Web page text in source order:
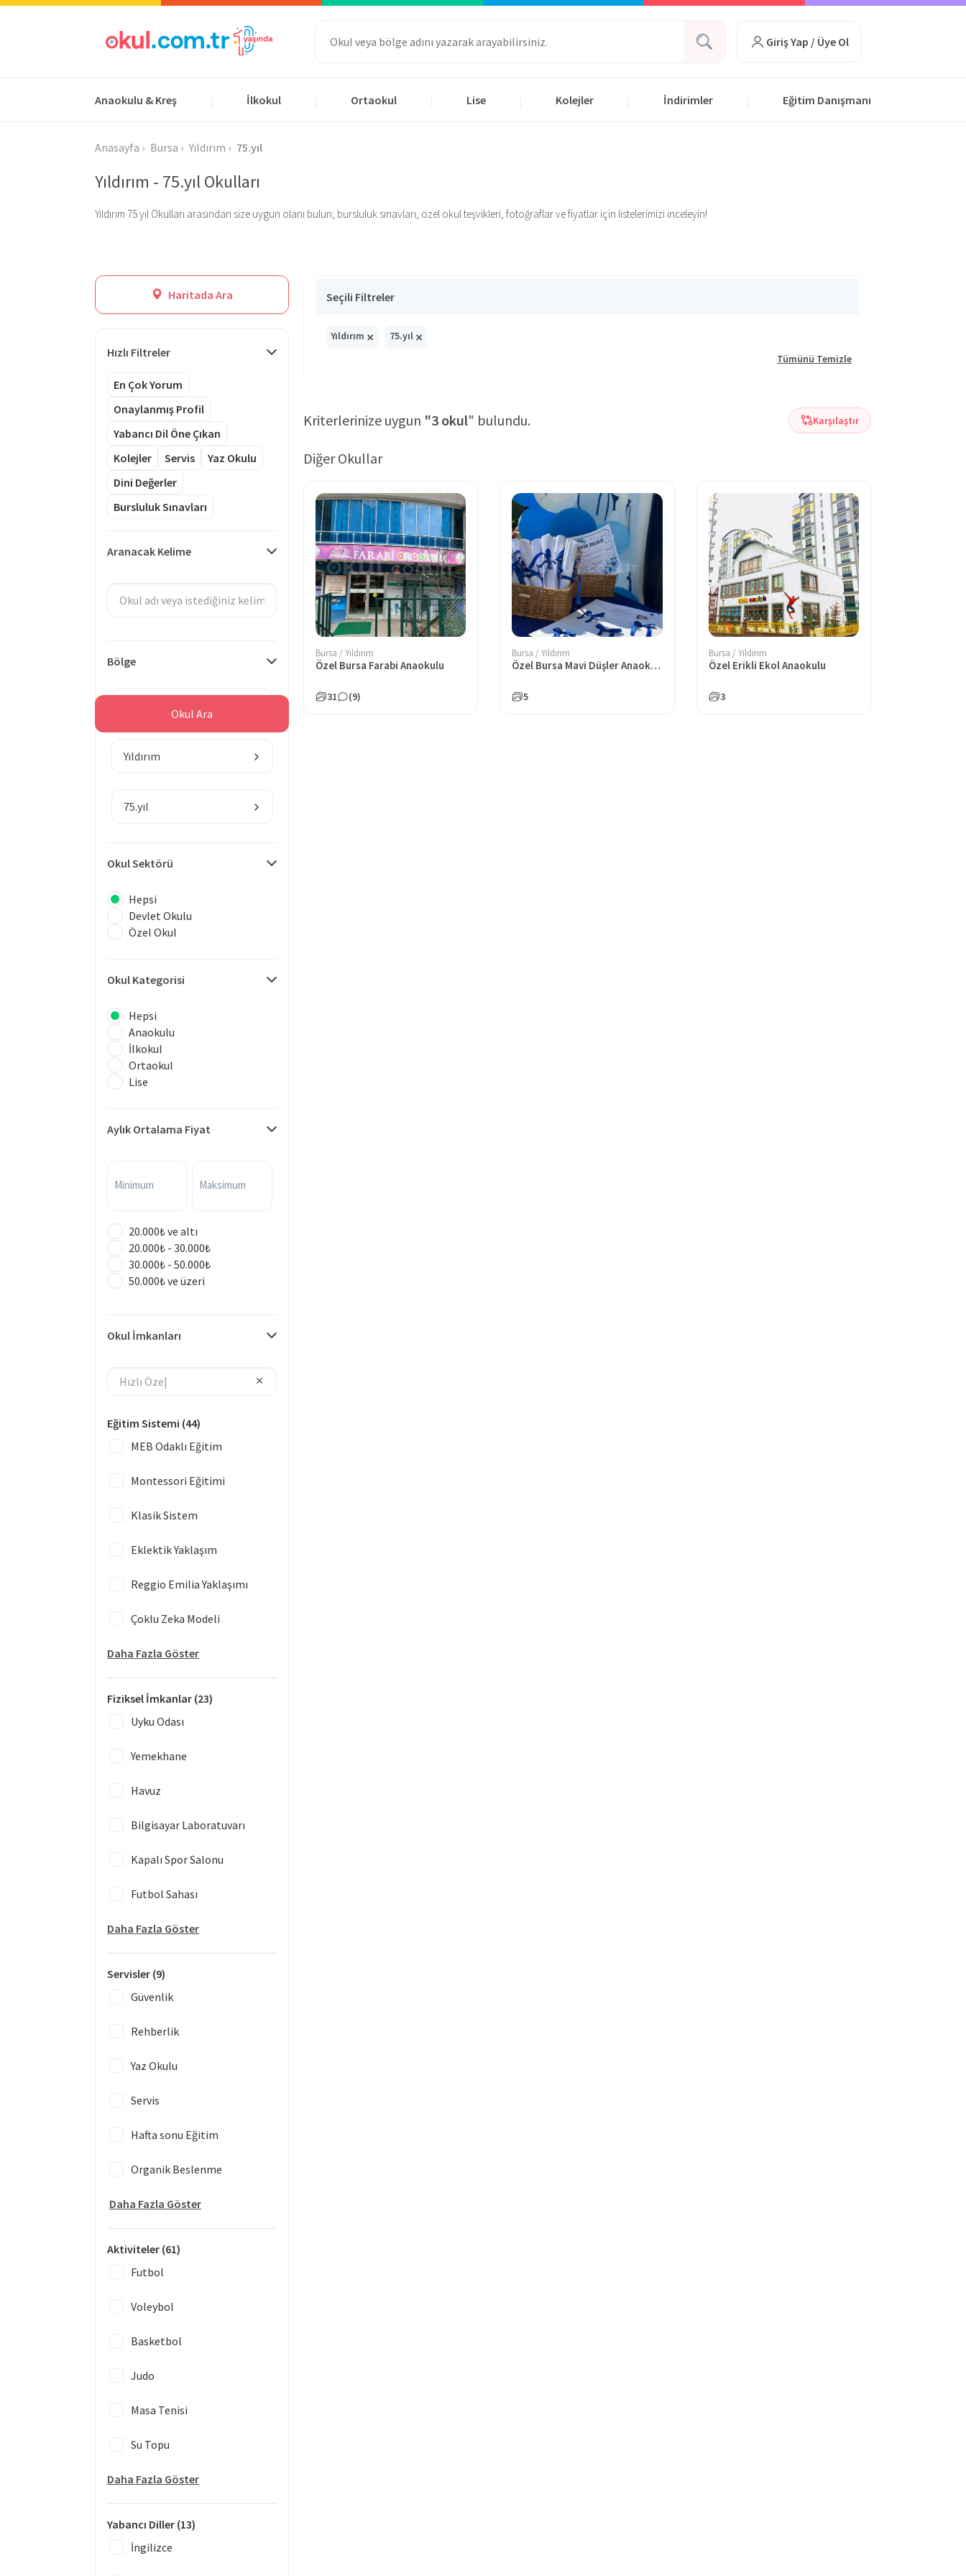
Giriş Yap / Üye Ol
Anaokulu & Kreş İlkokul Ortaokul Lise Kolejler İndirimler Eğitim Danışmanı
Anasayfa Bursa Yıldırım 75.yıl
Yıldırım - 75.yıl Okulları
Yıldırım 75.yıl Okulları arasından size uygun olanı bulun; bursluluk sınavları, özel okul teşvikleri, fotoğraflar ve fiyatlar için listelerimizi inceleyin!
Haritada Ara
Hızlı Filtreler
En Çok Yorum
Onaylanmış Profil
Yabancı Dil Öne Çıkan
Kolejler
Servis
Yaz Okulu
Dini Değerler
Bursluluk Sınavları
Aranacak Kelime
Bölge
Yıldırım
75.yıl
Okul Sektörü
Hepsi
Devlet Okulu
Özel Okul
Okul Kategorisi
Hepsi
Anaokulu
İlkokul
Ortaokul
Lise
Aylık Ortalama Fiyat
Minimum Maksimum
20.000₺ ve altı
20.000₺ - 30.000₺
30.000₺ - 50.000₺
50.000₺ ve üzeri
Okul İmkanları
Eğitim Sistemi (44)
MEB Odaklı Eğitim
Montessori Eğitimi
Klasik Sistem
Eklektik Yaklaşım
Reggio Emilia Yaklaşımı
Çoklu Zeka Modeli
Daha Fazla Göster
Fiziksel İmkanlar (23)
Uyku Odası
Yemekhane
Havuz
Bilgisayar Laboratuvarı
Kapalı Spor Salonu
Futbol Sahası
Daha Fazla Göster
Servisler (9)
Güvenlik
Rehberlik
Yaz Okulu
Servis
Hafta sonu Eğitim
Organik Beslenme
Daha Fazla Göster
Aktiviteler (61)
Futbol
Voleybol
Basketbol
Judo
Masa Tenisi
Su Topu
Daha Fazla Göster
Yabancı Diller (13)
İngilizce
Okul Ara
Seçili Filtreler
Yıldırım × 75.yıl ×
Tümünü Temizle
Kriterlerinize uygun "3 okul" bulundu. Karşılaştır
Diğer Okullar
Bursa / Yıldırım
Özel Bursa Farabi Anaokulu
31 (9)
Bursa / Yıldırım
Özel Bursa Mavi Düşler Anaokulu
5
Bursa / Yıldırım
Özel Erikli Ekol Anaokulu
3